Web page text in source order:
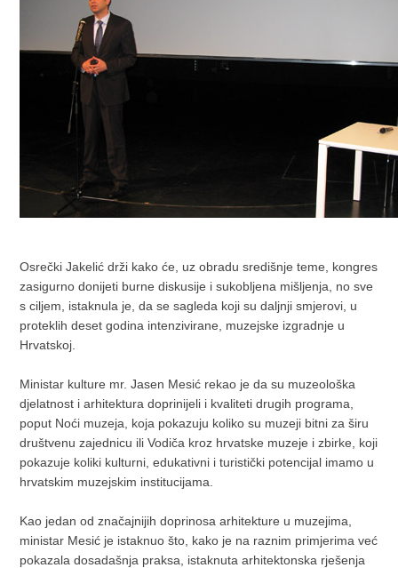
Osrečki Jakelić drži kako će, uz obradu središnje teme, kongres
zasigurno donijeti burne diskusije i sukobljena mišljenja, no sve
s ciljem, istaknula je, da se sagleda koji su daljnji smjerovi, u
proteklih deset godina intenzivirane, muzejske izgradnje u
Hrvatskoj.
Ministar kulture mr. Jasen Mesić rekao je da su muzeološka
djelatnost i arhitektura doprinijeli i kvaliteti drugih programa,
poput Noći muzeja, koja pokazuju koliko su muzeji bitni za širu
društvenu zajednicu ili Vodiča kroz hrvatske muzeje i zbirke, koji
pokazuje koliki kulturni, edukativni i turistički potencijal imamo u
hrvatskim muzejskim institucijama.
Kao jedan od značajnijih doprinosa arhitekture u muzejima,
ministar Mesić je istaknuo što, kako je na raznim primjerima već
pokazala dosadašnja praksa, istaknuta arhitektonska rješenja